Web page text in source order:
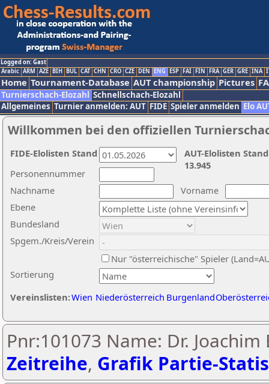
Logged on: Gast
Arabic ARM AZE BIH BUL CAT CHN CRO CZE DEN ENG ESP FAI FIN FRA GER GRE INA
Home Tournament-Database AUT championship Pictures
Turnierschach-Elozahl Schnellschach-Elozahl
Allgemeines Turnier anmelden: AUT FIDE Spieler anmelden Elo
Willkommen bei den offiziellen
Nachname
Vorname
Ebene
Sortierung
Personennummer
Bundesland
Spgem./Kreis/Verein
Nur "österreichische" Spieler
Vereinslisten:Wien Niederösterreich Burgenland
AUT-Elolisten
13.945
FIDE-Elolisten Stand
Pnr:101073 Name: Dr. Joachim
Zeitreihe, Grafik Partie-